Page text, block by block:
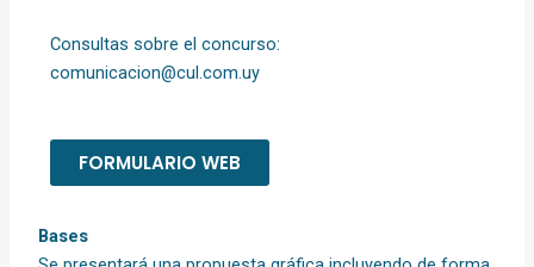
Consultas sobre el concurso:
comunicacion@cul.com.uy
FORMULARIO WEB
Bases